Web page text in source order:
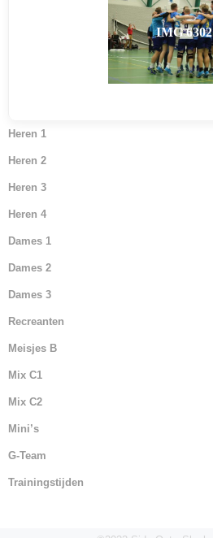
IMG 6302
Heren 1
Heren 2
Heren 3
Heren 4
Dames 1
Dames 2
Dames 3
Recreanten
Meisjes B
Mix C1
Mix C2
Mini’s
G-Team
Trainingstijden